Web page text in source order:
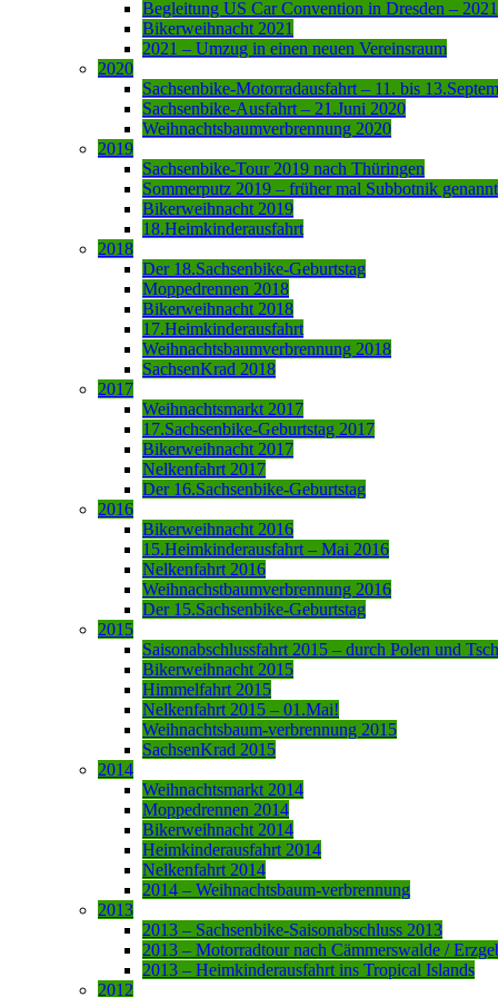
Begleitung US Car Convention in Dresden – 2021
Bikerweihnacht 2021
2021 – Umzug in einen neuen Vereinsraum
2020
Sachsenbike-Motorradausfahrt – 11. bis
Sachsenbike-Ausfahrt – 21.Juni 2020
Weihnachtsbaumverbrennung 2020
2019
Sachsenbike-Tour 2019 nach Thüringen
Sommerputz 2019 – früher mal Subbotnik genannt
Bikerweihnacht 2019
18.Heimkinderausfahrt
2018
Der 18.Sachsenbike-Geburtstag
Moppedrennen 2018
Bikerweihnacht 2018
17.Heimkinderausfahrt
Weihnachtsbaumverbrennung 2018
SachsenKrad 2018
2017
Weihnachtsmarkt 2017
17.Sachsenbike-Geburtstag 2017
Bikerweihnacht 2017
Nelkenfahrt 2017
Der 16.Sachsenbike-Geburtstag
2016
Bikerweihnacht 2016
15.Heimkinderausfahrt – Mai 2016
Nelkenfahrt 2016
Weihnachstbaumverbrennung 2016
Der 15.Sachsenbike-Geburtstag
2015
Saisonabschlussfahrt 2015 – durch Polen und
Bikerweihnacht 2015
Himmelfahrt 2015
Nelkenfahrt 2015 – 01.Mai!
Weihnachtsbaum-verbrennung 2015
SachsenKrad 2015
2014
Weihnachtsmarkt 2014
Moppedrennen 2014
Bikerweihnacht 2014
Heimkinderausfahrt 2014
Nelkenfahrt 2014
2014 – Weihnachtsbaum-verbrennung
2013
2013 – Sachsenbike-Saisonabschluss 2013
2013 – Motorradtour nach Cämmerswalde /
2013 – Heimkinderausfahrt ins Tropical Islands
2012